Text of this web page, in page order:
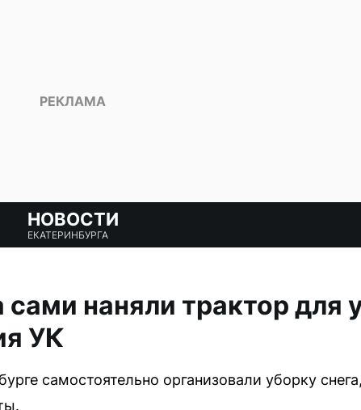
НОВОСТИ
ЕКАТЕРИНБУРГА
наняли трактор для
УК
самостоятельно организовали уборку